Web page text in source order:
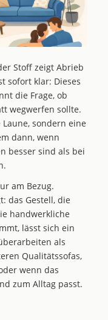
Stoff zeigt Abrieb
sofort klar: Dieses
die Frage, ob
wegwerfen sollte.
sondern eine
dann, wenn
besser sind als bei
am Bezug.
das Gestell, die
handwerkliche
lässt sich ein
als
Qualitätssofas,
wenn das
zum Alltag passt.